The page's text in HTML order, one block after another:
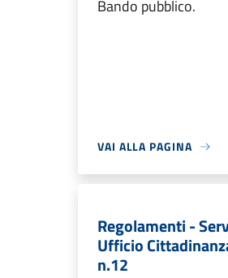
Bando pubblico.
VAI ALLA PAGINA
Regolamenti -
Ufficio
n.12